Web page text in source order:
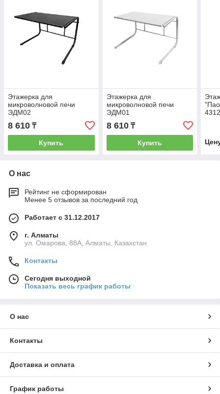
Этажерка для
микроволновой печи
ЭДМ02
8 610 ₸
Купить
Этажерка для
микроволновой печи
ЭДМ01
8 610₸
Купить
О нас
Рейтинг не сформирован
Менее 5 отзывов за последний год
Работает с 31.12.2017
г. Алматы
ул. Омарова, 88А, Алматы, Казахстан
Контакты
Сегодня выходной
Показать весь график работы
О нас
Контакты
Доставка и оплата
График работы